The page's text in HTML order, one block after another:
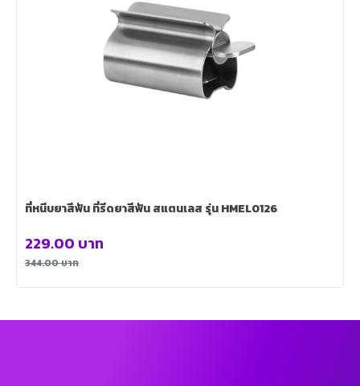
ที่หนีบยาสีฟัน ที่รีดยาสีฟัน สแตนเลส รุ่น HMEL0126
344.00บาท
229.00 บาท